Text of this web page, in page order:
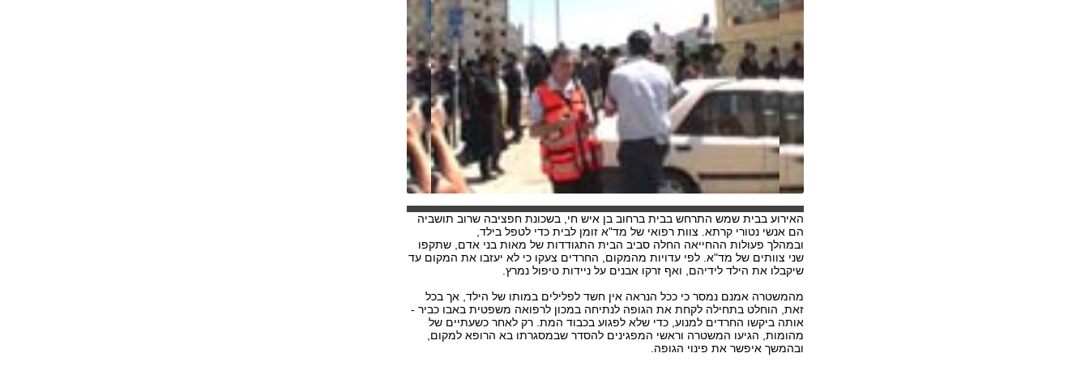
האירוע בבית שמש התרחש בבית ברחוב בן איש חי, בשכונת חפציבה שרוב תושביה
הם אנשי נטורי קרתא. צוות רפואי של מד"א זומן לבית כדי לטפל בילד,
ובמהלך פעולות ההחייאה החלה סביב הבית התגודדות של מאות בני אדם, שתקפו
שני צוותים של מד"א. לפי עדויות מהמקום, החרדים צעקו כי לא יעזבו את המקום עד
שיקבלו את הילד לידיהם, ואף זרקו אבנים על ניידות טיפול נמרץ.
מהמשטרה אמנם נמסר כי ככל הנראה אין חשד לפלילים במותו של הילד, אך בכל
זאת, הוחלט בתחילה לקחת את הגופה לנתיחה במכון לרפואה משפטית באבו כביר -
אותה ביקשו החרדים למנוע, כדי שלא לפגוע בכבוד המת. רק לאחר כשעתיים של
מהומות, הגיעו המשטרה וראשי המפגינים להסדר שבמסגרתו בא הרופא למקום,
ובהמשך איפשר את פינוי הגופה.